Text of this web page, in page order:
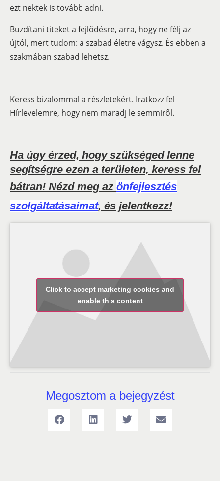
ezt nektek is tovább adni.
Buzdítani titeket a fejlődésre, arra, hogy ne félj az
újtól, mert tudom: a szabad életre vágysz. És ebben a
szakmában szabad lehetsz.
Keress bizalommal a részletekért. Iratkozz fel
Hírlevelemre, hogy nem maradj le semmiről.
Ha úgy érzed, hogy szükséged lenne
segítségre ezen a területen, keress fel
bátran! Nézd meg az önfejlesztés
szolgáltatásaimat, és jelentkezz!
Click to accept marketing cookies and
enable this content
Megosztom a bejegyzést